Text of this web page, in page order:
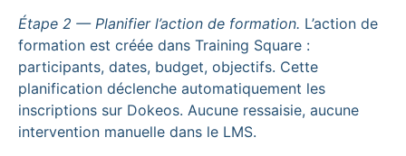
Étape 2 — Planifier l’action de formation. L’action de
formation est créée dans Training Square :
participants, dates, budget, objectifs. Cette
planification déclenche automatiquement les
inscriptions sur Dokeos. Aucune ressaisie, aucune
intervention manuelle dans le LMS.